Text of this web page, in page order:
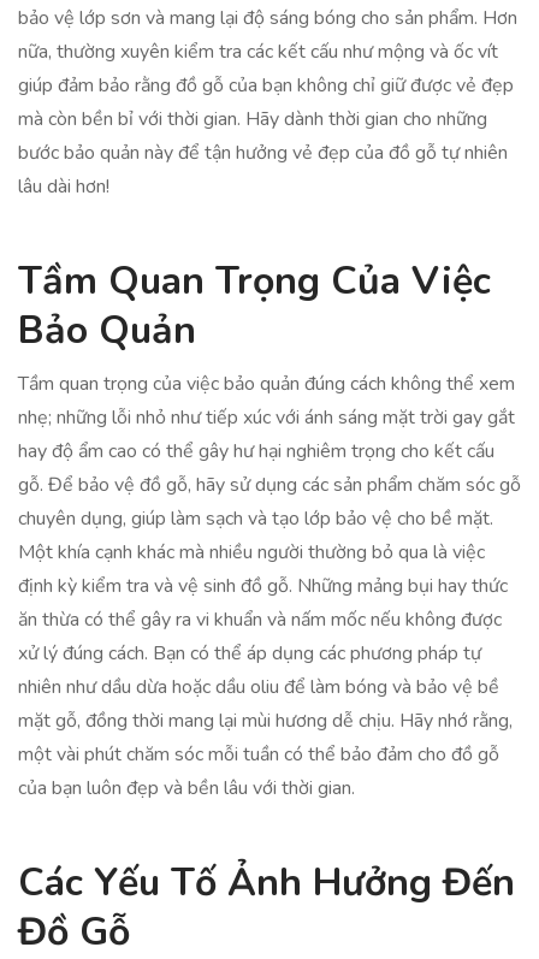
bảo vệ lớp sơn và mang lại độ sáng bóng cho sản phẩm. Hơn
nữa, thường xuyên kiểm tra các kết cấu như mộng và ốc vít
giúp đảm bảo rằng đồ gỗ của bạn không chỉ giữ được vẻ đẹp
mà còn bền bỉ với thời gian. Hãy dành thời gian cho những
bước bảo quản này để tận hưởng vẻ đẹp của đồ gỗ tự nhiên
lâu dài hơn!
Tầm Quan Trọng Của Việc
Bảo Quản
Tầm quan trọng của việc bảo quản đúng cách không thể xem
nhẹ; những lỗi nhỏ như tiếp xúc với ánh sáng mặt trời gay gắt
hay độ ẩm cao có thể gây hư hại nghiêm trọng cho kết cấu
gỗ. Để bảo vệ đồ gỗ, hãy sử dụng các sản phẩm chăm sóc gỗ
chuyên dụng, giúp làm sạch và tạo lớp bảo vệ cho bề mặt.
Một khía cạnh khác mà nhiều người thường bỏ qua là việc
định kỳ kiểm tra và vệ sinh đồ gỗ. Những mảng bụi hay thức
ăn thừa có thể gây ra vi khuẩn và nấm mốc nếu không được
xử lý đúng cách. Bạn có thể áp dụng các phương pháp tự
nhiên như dầu dừa hoặc dầu oliu để làm bóng và bảo vệ bề
mặt gỗ, đồng thời mang lại mùi hương dễ chịu. Hãy nhớ rằng,
một vài phút chăm sóc mỗi tuần có thể bảo đảm cho đồ gỗ
của bạn luôn đẹp và bền lâu với thời gian.
Các Yếu Tố Ảnh Hưởng Đến
Đồ Gỗ